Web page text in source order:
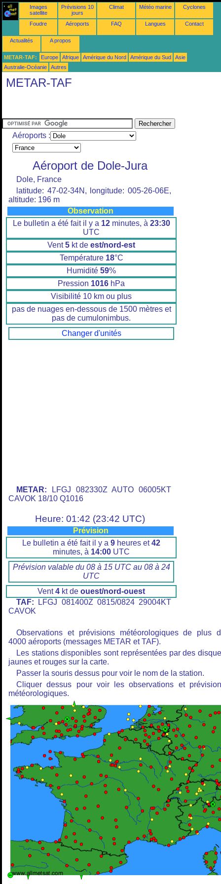
Images
satellite
Prévisions 10
jours
Climat Météo marine Cyclones
Foudre Aéroports FAQ Langues Contact
Actualités A propos
METAR-TAF: Europe Afrique Amérique du Nord Amérique du Sud
Asie
Australie-Océanie
Autres
METAR-TAF
Aéroports :
Aéroport de Dole-Jura
Dole, France
latitude: 47-02-34N, longitude: 005-26-06E,
altitude: 196 m
Observation
Le bulletin a été fait il y a 12minutes, à 23:30
UTC
Vent5 kt de est/nord-est
Température 18°C
Humidité 59%
Pression 1016 hPa
Visibilité 10 km ou plus
pas de nuages en-dessous de 1500 mètres et
pas de cumulonimbus.
Changer d'unités
METAR: LFGJ 082330Z AUTO 06005KT
CAVOK 18/10 Q1016
Heure: 01:42 (23:42 UTC)
Prévision
Le bulletin a été fait il y a 9 heures et42
minutes, à 14:00 UTC
Prévision valable du 08 à 15 UTC au 08 à 24
UTC
Vent4 kt de ouest/nord-ouest
TAF: LFGJ 081400Z 0815/0824 29004KT
CAVOK
Observations et prévisions météorologiques de plus
4000 aéroports (messages METAR et TAF).
Les stations disponibles sont représentées par des
jaunes et rouges sur la carte.
Passer la souris dessus pour voir le nom de la station.
Cliquer dessus pour voir les observations et
météorologiques.